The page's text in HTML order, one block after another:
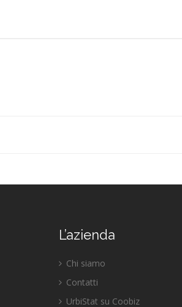
L’azienda
Chi siamo
Contatti
UrbiStat su Coobiz